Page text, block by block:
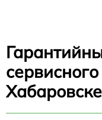
Хабаровске